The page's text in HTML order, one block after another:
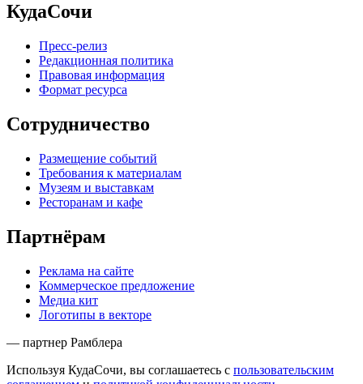
КудаСочи
Пресс-релиз
Редакционная политика
Правовая информация
Формат ресурса
Сотрудничество
Размещение событий
Требования к материалам
Музеям и выставкам
Ресторанам и кафе
Партнёрам
Реклама на сайте
Коммерческое предложение
Медиа кит
Логотипы в векторе
— партнер Рамблера
Используя КудаСочи, вы соглашаетесь с пользовательским